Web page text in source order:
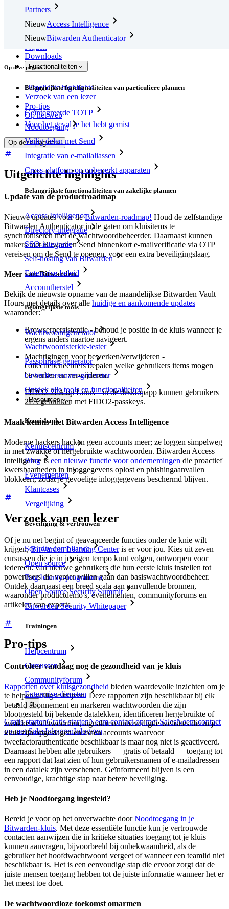
Partners
NieuwAccess Intelligence
NieuwBitwarden Authenticator
Downloads
Functionaliteiten
Belangrijkste functionaliteiten van particuliere plannen
Geïntegreerde TOTP
Noodtoegang
Veilig delen met Send
Integratie van e-mailaliassen
Cross-platform op onbeperkt apparaten
Belangrijkste functionaliteiten van zakelijke plannen
Access Intelligence
Directory-integratie
SSO-integratie
Self-hosting van Bitwarden
Enterprise-beleid
Accountherstel
Belangrijkste tools
Wachtwoordgenerator
Wachtwoordsterkte-tester
Passphrase-generator
Gebruikersnaam-generator
Ontdek alle tools en functionaliteiten
Resources
Kennisbank
Kenniscentrum
Blog
Evenementen
Klantcases
Vergelijking
Beveiliging & vertrouwen
Security compliance
Open source
Bug bounty-programma
Open Source Security Summit
Bitwarden Security Whitepaper
Trainingen
Helpcentrum
Cursussen
Communityforum
Enterprise-diensten
Gratis startenGratis startenNeem contact op met SalesNeem contact
op met SalesInloggenInloggen
Op deze pagina
Uitgelichte highlights
Verzoek van een lezer
Pro-tips
Op het web
Voor het geval je het hebt gemist
Op deze pagina
Uitgelichte highlights
Update van de productroadmap
Nieuwe updates voor deBitwarden-roadmap! Houd de zelfstandige
Bitwarden Authenticator in de gaten om kluisitems te
synchroniseren met de wachtwoordbeheerder. Daarnaast kunnen
makers met Bitwarden Send binnenkort e-mailverificatie via OTP
vereisen om de Send te openen, voor een extra beveiligingslaag.
Meer van Bitwarden
Bekijk de nieuwste opname van de maandelijkse Bitwarden Vault
Hours met details over alle huidige en aankomende updates
waaronder:
Browserpersistentie - behoud je positie in de kluis wanneer je
ergens anders naartoe navigeert.
Machtigingen voor bewerken/verwijderen -
collectiebeheerders bepalen welke gebruikers items mogen
bewerken en verwijderen.
FIDO2 2FA op Linux - in de desktopapp kunnen gebruikers
2FA gebruiken met FIDO2-passkeys.
Maak kennis met Bitwarden Access Intelligence
Moderne hackers hacken geen accounts meer; ze loggen simpelweg
in met zwakke of hergebruikte wachtwoorden. Bitwarden Access
Intelligence is een nieuwe functie voor ondernemingen die proactief
kwetsbaarheden in inloggegevens oplost en phishingaanvallen
blokkeert, zodat je gevoelige inloggegevens beschermd blijven.
Verzoek van een lezer
Of je nu net begint of geavanceerde functies onder de knie wilt
krijgen,Bitwarden Learning Centeris er voor jou. Kies uit zeven
cursussen die je in je eigen tempo kunt volgen, ontworpen voor
iedereen: van nieuwe gebruikers die hun eerste kluis instellen tot
powerusers die verder willen gaan dan basiswachtwoordbeheer.
Ontdek daarnaast een breed scala aan aanvullende bronnen,
waaronder productdemo's, evenementen, communityforums en
artikelen van experts.
Pro-tips
Controleer vandaag nog de gezondheid van je kluis
Rapporten over kluisgezondheid bieden waardevolle inzichten om je
te helpen veilig te blijven. Deze rapporten zijn beschikbaar bij elk
betaald abonnement en markeren wachtwoorden die zijn
blootgesteld bij bekende datalekken, identificeren hergebruikte of
zwakke wachtwoorden, signaleren onbeveiligde websites die in je
kluis zijn opgeslagen en tonen accounts waarvoor
tweefactorauthenticatie beschikbaar is maar nog niet is geactiveerd.
Daarnaast hebben alle gebruikers — gratis of betaald — toegang tot
een rapport dat laat zien of hun gebruikersnamen of e-mailadressen
in een datalek zijn verschenen. Geïnformeerd blijven is een
eenvoudige, krachtige stap naar betere beveiliging.
Heb je Noodtoegang ingesteld?
Bereid je voor op het onverwachte doorNoodtoegang in je
Bitwarden-kluis. Met deze essentiële functie kun je vertrouwde
contacten aanwijzen die in kritieke situaties toegang tot je kluis
kunnen aanvragen, bijvoorbeeld bij onbekwaamheid, als de
gebruiker het hoofdwachtwoord vergeet of wanneer een teamlid niet
beschikbaar is. Het is een eenvoudige stap die ervoor zorgt dat de
juiste mensen toegang hebben tot de juiste informatie wanneer het er
het meest toe doet.
De wachtwoordloze toekomst omarmen